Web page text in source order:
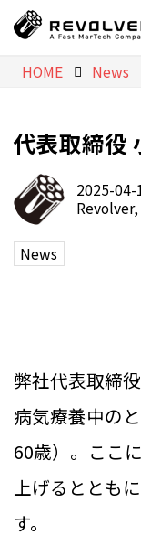
HOME News
代表取締役
2025-04-
News
弊社代表取締
病気療養中の
60歳）。ここ
上げるととも
す。